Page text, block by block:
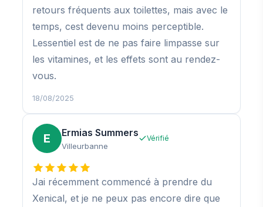
retours fréquents aux toilettes, mais avec le
temps, cest devenu moins perceptible.
Lessentiel est de ne pas faire limpasse sur
les vitamines, et les effets sont au rendez-
vous.
18/08/2025
E Ermias Summers
Villeurbanne
Vérifié
Jai récemment commencé à prendre du
Xenical, et je ne peux pas encore dire que